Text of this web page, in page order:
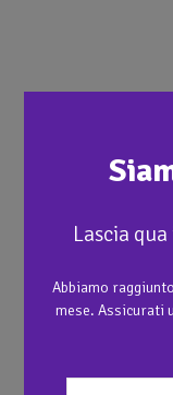
Lascia
Abbiamo
mese. Assicurati